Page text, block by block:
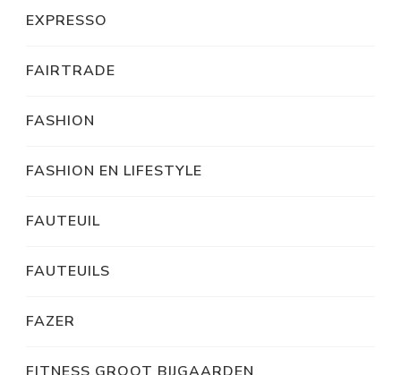
EXPRESSO
FAIRTRADE
FASHION
FASHION EN LIFESTYLE
FAUTEUIL
FAUTEUILS
FAZER